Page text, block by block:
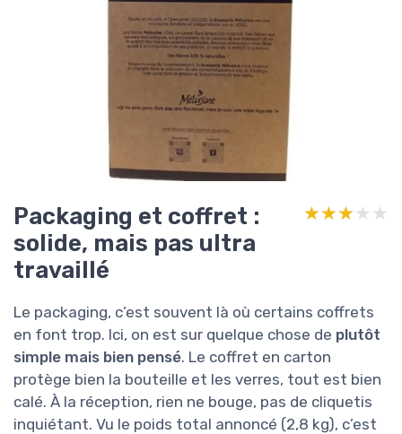
Packaging et coffret :
solide, mais pas ultra
travaillé
★★★★★
★★★★★
Le packaging, c’est souvent là où certains coffrets
en font trop. Ici, on est sur quelque chose de plutôt
simple mais bien pensé. Le coffret en carton
protège bien la bouteille et les verres, tout est bien
calé. À la réception, rien ne bouge, pas de cliquetis
inquiétant. Vu le poids total annoncé (2,8 kg), c’est